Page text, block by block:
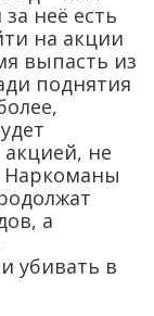
неё есть
на акции
выпасть из
поднятия
не
а
убивать в